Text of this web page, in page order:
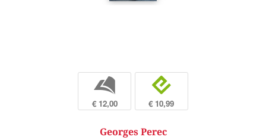
b
€ 12,00
e
€ 10,99
Georges Perec